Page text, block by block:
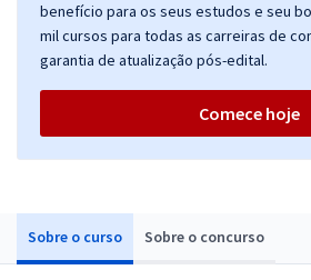
Sobre o curso Sobre o concurso
benefício para os seus estudos e seu
mil cursos para todas as carreiras de
garantia de atualização pós-edital.
Comece hoje